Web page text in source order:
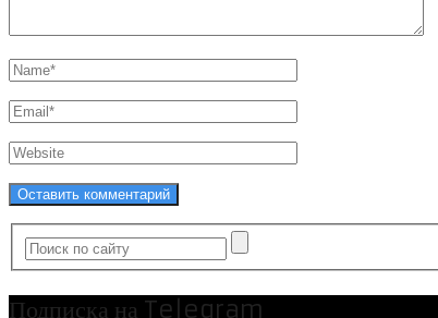
Подписка на Telegram